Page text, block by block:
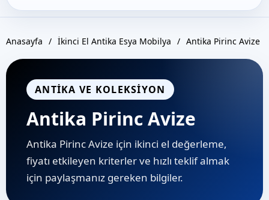
Anasayfa / İkinci El Antika Esya Mobilya / Antika Pirinc Avize
ANTIKA VE KOLEKSIYON
Antika Pirinc Avize
Antika Pirinc Avize için ikinci el değerleme,
fiyatı etkileyen kriterler ve hızlı teklif almak
için paylaşmanız gereken bilgiler.